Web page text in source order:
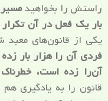
راستش را بخواهید
بار یک فعل در آن
یکی از قانون‌های
فردی آن را هزار بار
آن‌را زده است،
قانون را به یادگیری